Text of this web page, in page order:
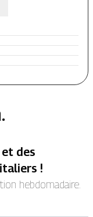
des
!
hebdomadaire.